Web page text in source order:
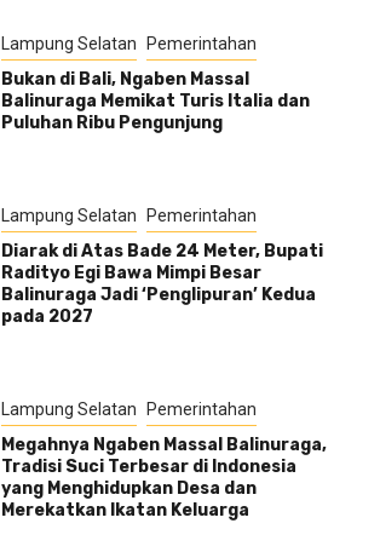
Lampung Selatan Pemerintahan
Bukan di Bali, Ngaben Massal
Balinuraga Memikat Turis Italia dan
Puluhan Ribu Pengunjung
Lampung Selatan Pemerintahan
Diarak di Atas Bade 24 Meter, Bupati
Radityo Egi Bawa Mimpi Besar
Balinuraga Jadi ‘Penglipuran’ Kedua
pada 2027
Lampung Selatan Pemerintahan
Megahnya Ngaben Massal Balinuraga,
Tradisi Suci Terbesar di Indonesia
yang Menghidupkan Desa dan
Merekatkan Ikatan Keluarga